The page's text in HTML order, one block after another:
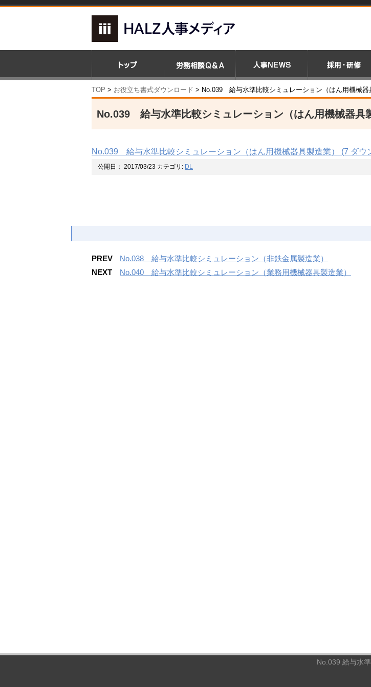
TOP > お役立ち書式ダウンロード > No.039 給与水準比較シミュレーション（はん用機械器
No.039 給与水準比較シミュレーション（はん用機械器具
No.039 給与水準比較シミュレーション（はん用機械器具製造業） (7 ダウ
公開日： 2017/03/23 カテゴリ: DL
PREV
No.038 給与水準比較シミュレーション（非鉄金属製造業）
NEXT
No.040 給与水準比較シミュレーション（業務用機械器具製造業）
No.039 給与水